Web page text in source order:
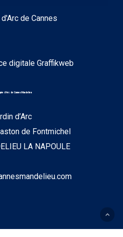
de Cannes
digitale Graffikweb
d'Arc de Cannes Mandelieu
d’Arc
de Fontmichel
LA NAPOULE